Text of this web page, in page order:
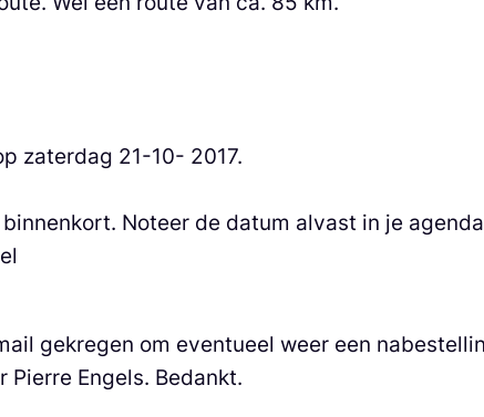
zaterdag 21-10- 2017.
Noteer de datum alvast in je
gekregen om eventueel weer een
Pierre Engels. Bedankt.